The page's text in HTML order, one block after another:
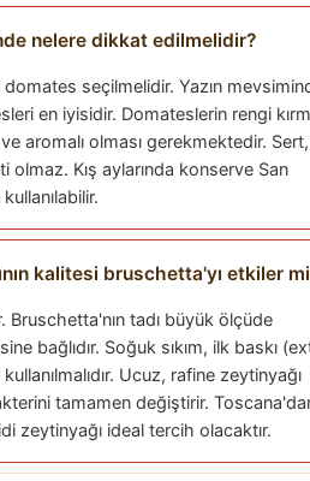
nelere dikkat edilmelidir?
seçilmelidir. Yazın
en iyisidir. Domateslerin rengi
ve aromalı olması gerekmektedir.
olmaz. Kış aylarında konserve San
kalitesi bruschetta'yı etkiler
Bruschetta'nın tadı büyük ölçüde
bağlıdır. Soğuk sıkım, ilk baskı
Ucuz, rafine zeytinyağı
tamamen değiştirir.
zeytinyağı ideal tercih olacaktır.